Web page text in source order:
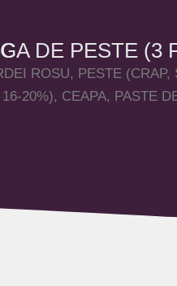
DE PESTE (3
ROSU, PESTE (CRAP,
20%), CEAPA, PASTE